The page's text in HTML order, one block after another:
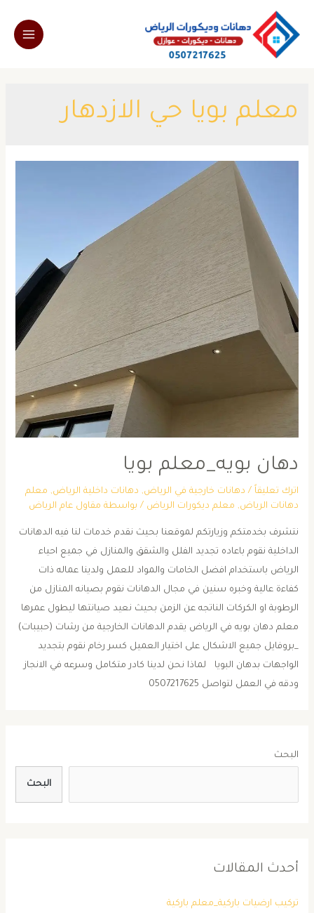
المحتوى
Main
معلم بويا حي الازدهار
دهان بويه_معلم بويا
اترك تعليقاً / دهانات خارجية في الرياض, دهانات داخلية الرياض, معلم
دهانات الرياض, معلم ديكورات الرياض / بواسطة مقاول عام الرياض
نتشرف بخدمتكم وزيارتكم لموقعنا بحيث نقدم خدمات لنا فيه الدهانات
الداخلية نقوم باعاده تجديد الفلل والشقق والمنازل في جميع احياء
الرياض باستخدام افضل الخامات والمواد للعمل ولدينا عماله ذات
كفاءة عالية وخبره سنين في مجال الدهانات نقوم بصيانه المنازل من
الرطوبة او الكركات الناتجه عن الزمن بحيث نعيد صيانتها ليطول عمرها
معلم دهان بويه في الرياض يقدم الدهانات الخارجية من رشات (حبيبات)
_بروفايل جميع الاشكال على اختيار العميل كسر رخام نقوم بتجديد
الواجهات بدهان البويا لماذا نحن لدينا كادر متكامل وسرعه في الانجاز
ودقه في العمل لتواصل 0507217625
البحث
البحث
أحدث المقالات
تركيب ارضيات باركية_معلم باركية